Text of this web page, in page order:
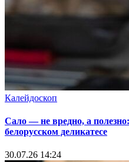
Калейдоскоп
Сало — не вредно, а
белорусском деликатесе
30.07.26 14:24